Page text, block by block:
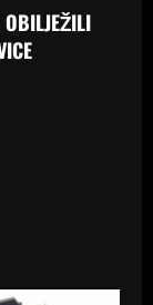
OBILJEŽILI